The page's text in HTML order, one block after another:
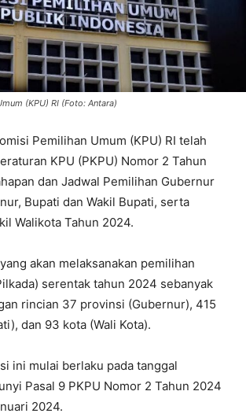
(KPU) RI (Foto: Antara)
Pemilihan Umum (KPU) RI telah
KPU (PKPU) Nomor 2 Tahun
dan Jadwal Pemilihan Gubernur
Bupati dan Wakil Bupati, serta
Walikota Tahun 2024.
akan melaksanakan pemilihan
serentak tahun 2024 sebanyak
rincian 37 provinsi (Gubernur), 415
dan 93 kota (Wali Kota).
ini mulai berlaku pada tanggal
Pasal 9 PKPU Nomor 2 Tahun 2024
2024.